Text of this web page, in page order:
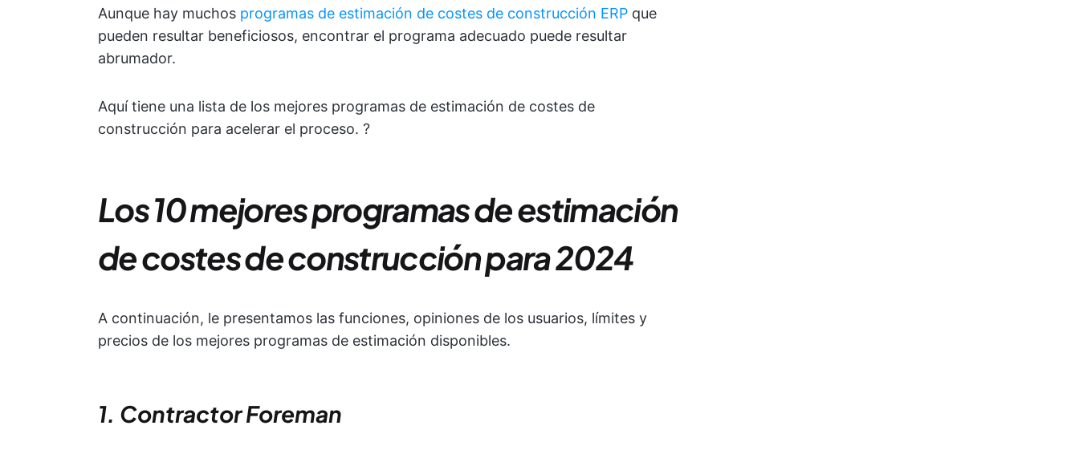
Aunque hay muchos programas de estimación de costes de construcción ERP que
pueden resultar beneficiosos, encontrar el programa adecuado puede resultar
abrumador.
Aquí tiene una lista de los mejores programas de estimación de costes de
construcción para acelerar el proceso. ?
Los 10 mejores programas de estimación
de costes de construcción para 2024
A continuación, le presentamos las funciones, opiniones de los usuarios, límites y
precios de los mejores programas de estimación disponibles.
1. Contractor Foreman